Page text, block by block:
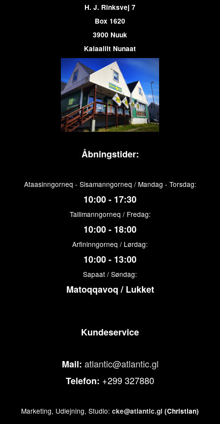
H. J. Rinksvej 7
Box 1620
3900 Nuuk
Kalaallit Nunaat
Åbningstider:
Ataasinngorneq - Sisamanngorneq / Mandag - Torsdag:
10:00 - 17:30
Tallimanngorneq / Fredag:
10:00 - 18:00
Arfininngorneq / Lørdag:
10:00 - 13:00
Sapaat / Søndag:
Matoqqavoq / Lukket
Kundeservice
Mail: atlantic@atlantic.gl
Telefon: +299 327880
Marketing, Udlejning, Studio: cke@atlantic.gl (Christian)